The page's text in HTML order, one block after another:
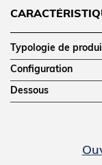
Typologie de
Configuration
Dessous